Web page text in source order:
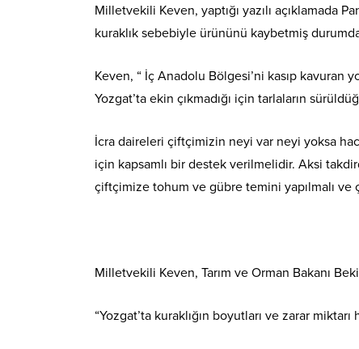
Milletvekili Keven, yaptığı yazılı açıklamada
kuraklık sebebiyle ürününü kaybetmiş
Keven, “ İç Anadolu Bölgesi’ni kasıp kavuran
Yozgat’ta ekin çıkmadığı için tarlaların
İcra daireleri çiftçimizin neyi var neyi yoksa
için kapsamlı bir destek verilmelidir. Aksi
çiftçimize tohum ve gübre temini yapılmalı
Milletvekili Keven, Tarım ve Orman Bakanı
“Yozgat’ta kuraklığın boyutları ve zarar